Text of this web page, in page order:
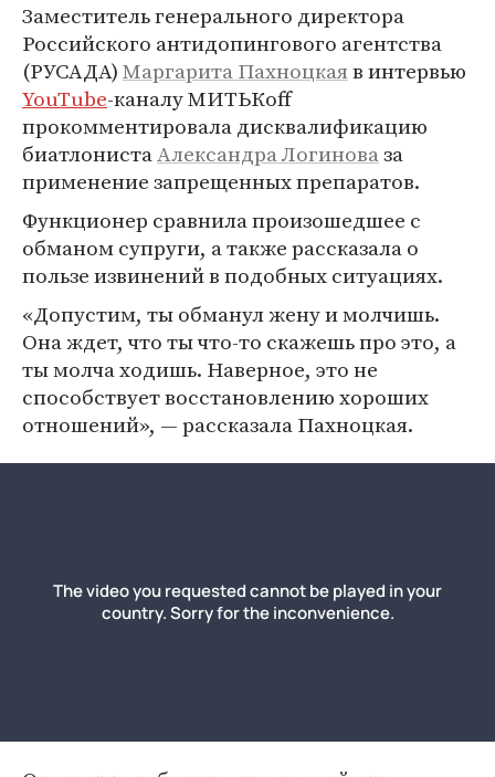
Заместитель генерального директора
Российского антидопингового агентства
(РУСАДА)Маргарита Пахноцкаяв интервью
YouTube-каналу МИТЬКoff
прокомментировала дисквалификацию
биатлонистаАлександра Логиноваза
применение запрещенных препаратов.
Функционер сравнила произошедшее с
обманом супруги, а также рассказала о
пользе извинений в подобных ситуациях.
«Допустим, ты обманул жену и молчишь.
Она ждет, что ты что-то скажешь про это, а
ты молча ходишь. Наверное, это не
способствует восстановлению хороших
отношений», — рассказала Пахноцкая.